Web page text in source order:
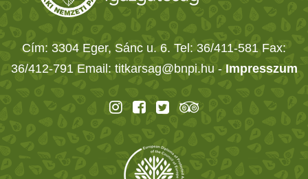
Cím: 3304 Eger, Sánc u. 6. Tel: 36/411-581 Fax:
36/412-791 Email: titkarsag@bnpi.hu - Impresszum